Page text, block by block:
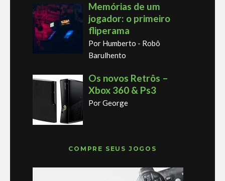
Memórias de um
jogador: o primeiro
fliperama
Por Humberto - Robô
Barulhento
Os novos Retrôs –
Xbox 360 & Ps3
Por George
COMPRE SEUS JOGOS